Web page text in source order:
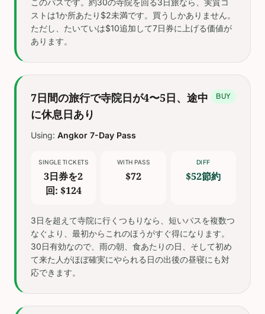
ストは1か所あたり$2未満です。買うしかありません。
ただし、たいていは$10追加して7日券に上げる価値が
あります。
7日間の旅行で寺院日が4〜5日、途中
に休息日あり
BUY
Using: Angkor 7-Day Pass
SINGLE TICKETS
3日券を2
回: $124
WITH PASS
$72
DIFF
$52節約
3日を超えて寺院に行くつもりなら、短いパスを複数つ
なぐより、最初からこれのほうがすぐ得になります。
30日有効なので、雨の朝、食あたりの日、そして初め
て来た人がほぼ確実にやられる日の出後の昼寝にも対
応できます。